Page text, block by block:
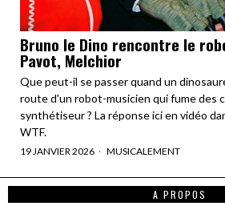
Bruno le Dino rencontre le
Pavot, Melchior
Que peut-il se passer quand un
route d'un robot-musicien qui fume des
synthétiseur ? La réponse ici en vidéo
WTF.
19 JANVIER 2026 MUSICALEMENT
A PROPOS